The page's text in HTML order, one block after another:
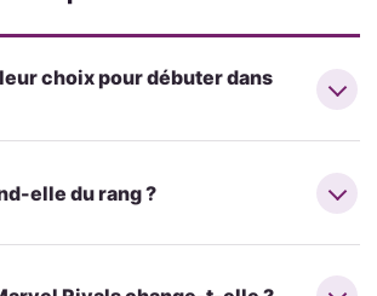
choix pour débuter dans
elle du rang ?